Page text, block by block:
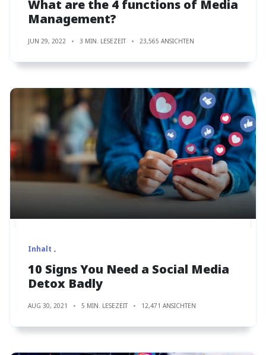
What are the 4 functions of Media
Management?
JUN 29, 2022 3 MIN. LESEZEIT 23,565 ANSICHTEN
Inhalt
10 Signs You Need a Social Media
Detox Badly
AUG 30, 2021 5 MIN. LESEZEIT 12,471 ANSICHTEN